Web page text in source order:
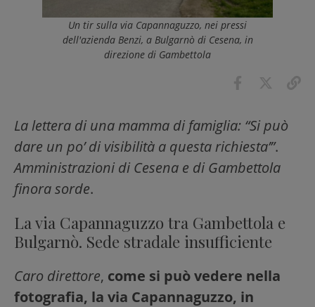
Un tir sulla via Capannaguzzo, nei pressi
dell'azienda Benzi, a Bulgarnò di Cesena, in
direzione di Gambettola
La lettera di una mamma di famiglia: “Si può
dare un po’ di visibilità a questa richiesta’”.
Amministrazioni di Cesena e di Gambettola
finora sorde.
La via Capannaguzzo tra Gambettola e
Bulgarnò. Sede stradale insufficiente
Caro direttore, come si può vedere nella
fotografia, la via Capannaguzzo, in